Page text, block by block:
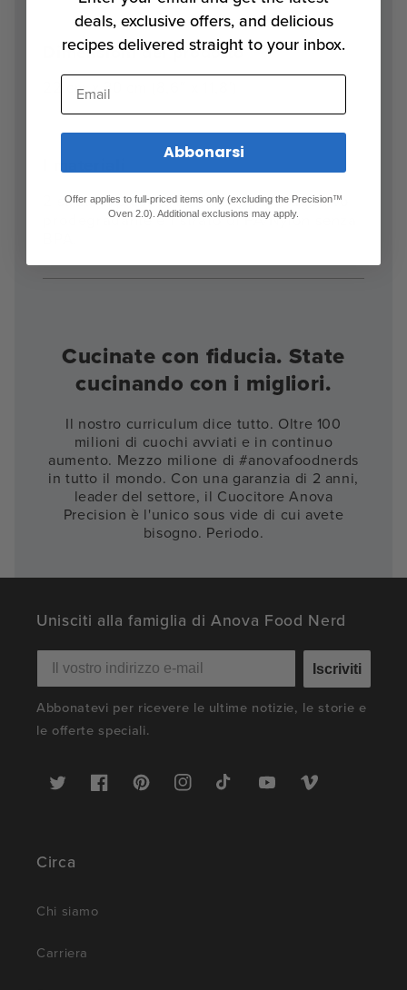
Dimensioni del prodotto
22 cm x 30 cm (8,6″ x 11,8′)
I materiali
2 strati di plastica LDPE con 1% di additivo
prodegradante e 1 strato di PA/Nylon senza
Cucinate con fiducia. State
cucinando con i migliori.
Il nostro curriculum dice tutto. Oltre 100
milioni di cuochi avviati e in continuo
aumento. Mezzo milione di #anovafoodnerds
in tutto il mondo. Con una garanzia di 2 anni,
leader del settore, il Cuocitore Anova
Precision è l'unico sous vide di cui avete
bisogno. Periodo.
Unisciti alla famiglia di Anova Food Nerd
Iscriviti
Abbonatevi per ricevere le ultime notizie, le storie e
le offerte speciali.
Twitter FacebookPinterestInstagramTikTok YouTubeVimeo
Circa
Chi siamo
Carriera
deals, exclusive offers, and delicious
recipes delivered straight to your inbox.
Email
Abbonarsi
Offer applies to full-priced items only (excluding the Precision™
Oven 2.0). Additional exclusions may apply.